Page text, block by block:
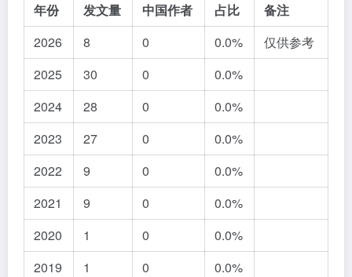
年份 发文量 中国作者 占比
备注
2026
8 0 0.0%
仅供参考
2025
30 0
0.0%
2024
28 0
0.0%
2023
27 0
0.0%
2022
9 0
0.0%
2021
9 0
0.0%
2020
1 0
0.0%
2019
1 0 0.0%